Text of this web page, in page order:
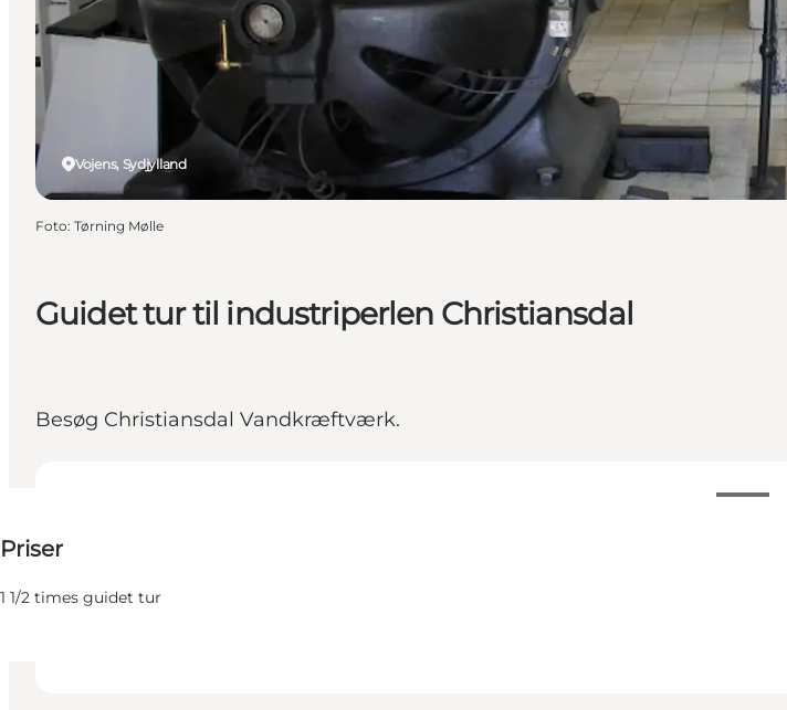
Guidet tur til industriperlen Christiansdal
Besøg Christiansdal Vandkræftværk.
Priser
1 1/2 times guidet tur
Venner, Mig selv, Min virksomhed
Vojens, Sydjylland
Foto: Tørning Mølle